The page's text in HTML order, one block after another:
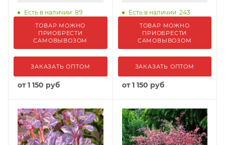
Есть в наличии: 89
ТОВАР МОЖНО
ПРИОБРЕСТИ
САМОВЫВОЗОМ
ЗАКАЗАТЬ ОПТОМ
от1 150 руб
Есть в наличии: 243
ТОВАР МОЖНО
ПРИОБРЕСТИ
САМОВЫВОЗОМ
ЗАКАЗАТЬ ОПТОМ
от1 150 руб